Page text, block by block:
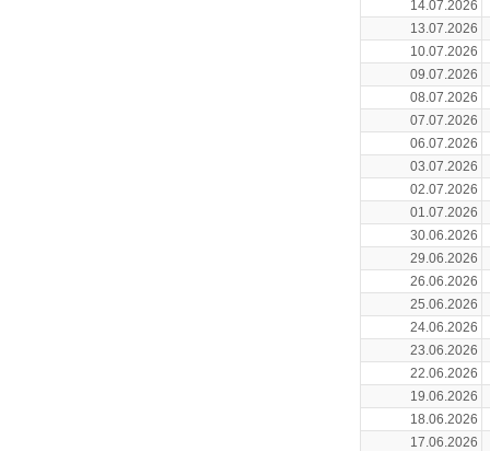
14.07.2026
13.07.2026
10.07.2026
09.07.2026
08.07.2026
07.07.2026
06.07.2026
03.07.2026
02.07.2026
01.07.2026
30.06.2026
29.06.2026
26.06.2026
25.06.2026
24.06.2026
23.06.2026
22.06.2026
19.06.2026
18.06.2026
17.06.2026